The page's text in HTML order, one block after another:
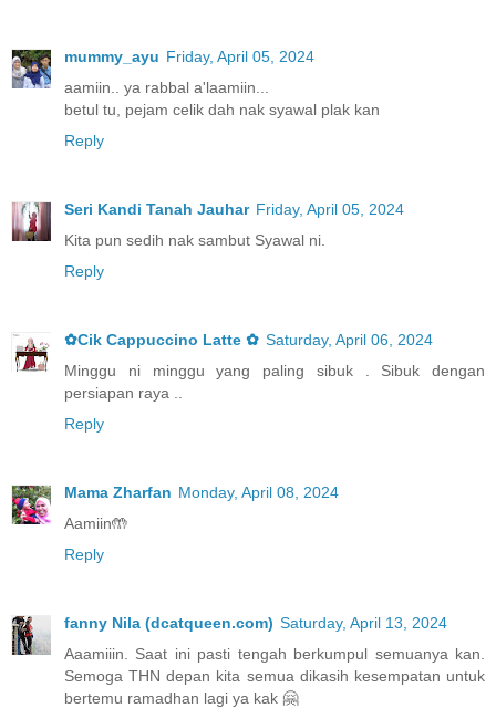
mummy_ayu Friday, April 05, 2024
aamiin.. ya rabbal a'laamiin...
betul tu, pejam celik dah nak syawal plak kan
Reply
Seri Kandi Tanah Jauhar Friday, April 05, 2024
Kita pun sedih nak sambut Syawal ni.
Reply
✿Cik Cappuccino Latte ✿ Saturday, April 06, 2024
Minggu ni minggu yang paling sibuk . Sibuk dengan
persiapan raya ..
Reply
Mama Zharfan Monday, April 08, 2024
Aamiin🤲
Reply
fanny Nila (dcatqueen.com) Saturday, April 13, 2024
Aaamiiin. Saat ini pasti tengah berkumpul semuanya kan.
Semoga THN depan kita semua dikasih kesempatan untuk
bertemu ramadhan lagi ya kak 🤗